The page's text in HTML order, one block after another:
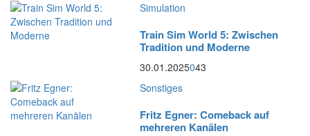
Simulation
Train Sim World 5: Zwischen
Tradition und Moderne
30.01.2025043
Sonstiges
Fritz Egner: Comeback auf
mehreren Kanälen